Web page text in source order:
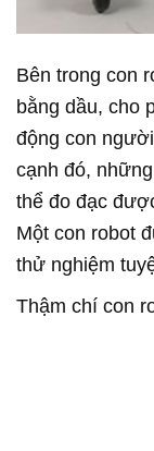
Bên trong con
bằng dầu, cho
động con
cạnh đó,
thể đo đạc
Một con robot
thử nghiệm
Thậm chí con